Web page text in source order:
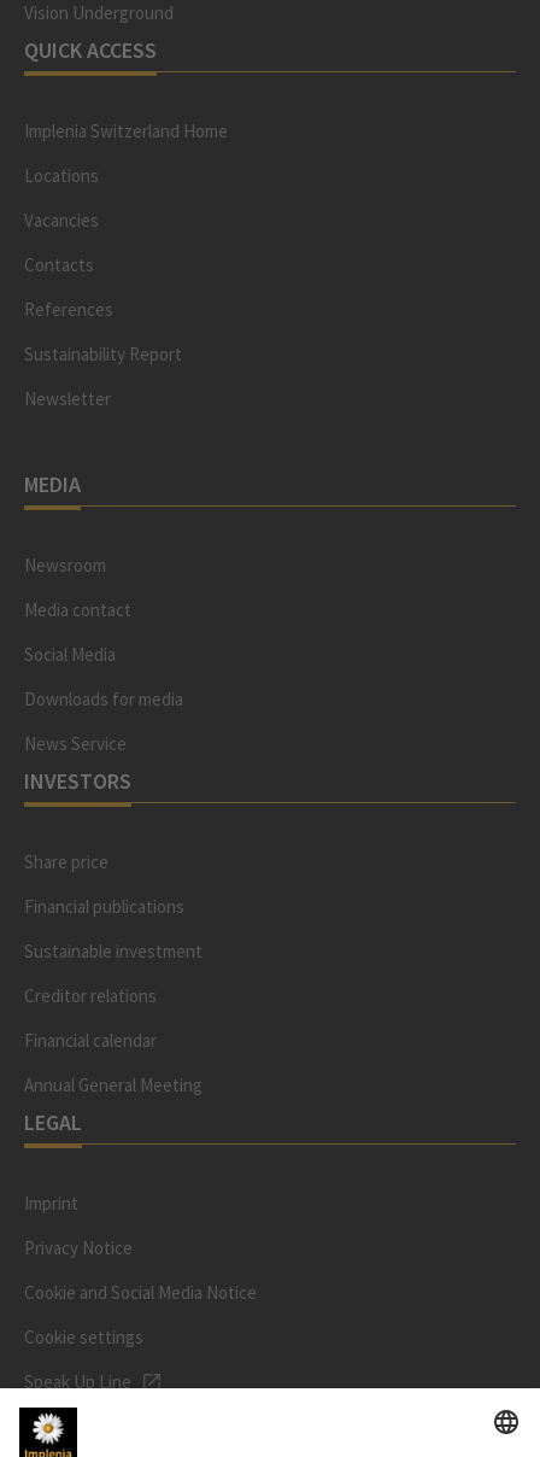
Vision Underground
QUICK ACCESS
Implenia Switzerland Home
Locations
Vacancies
Contacts
References
Sustainability Report
Newsletter
MEDIA
Newsroom
Media contact
Social Media
Downloads for media
News Service
INVESTORS
Share price
Financial publications
Sustainable investment
Creditor relations
Financial calendar
Annual General Meeting
LEGAL
Imprint
Privacy Notice
Cookie and Social Media Notice
Cookie settings
Speak Up Line
STOCK PRICE